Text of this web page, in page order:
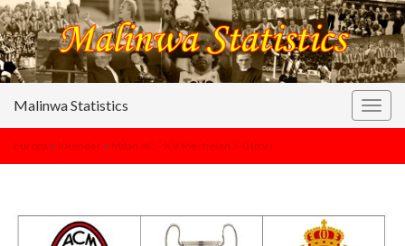
Malinwa Statistics
Europa > kalender > Milan AC – KV Mechelen 2-0 (n.v.)